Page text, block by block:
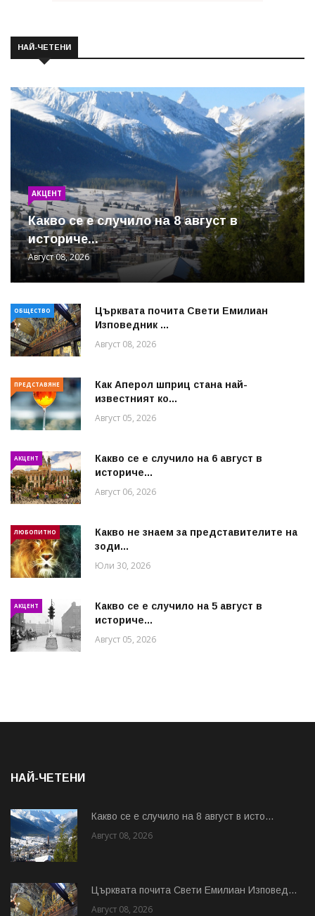
НАЙ-ЧЕТЕНИ
АКЦЕНТ
Какво се е случило на 8 август в
историче...
Август 08, 2026
ОБЩЕСТВО
Църквата почита Свeти Емилиан
Изповедник ...
Август 08, 2026
ПРЕДСТАВЯНЕ
Как Аперол шприц стана най-
известният ко...
Август 05, 2026
АКЦЕНТ
Какво се е случило на 6 август в
историче...
Август 06, 2026
ЛЮБОПИТНО
Какво не знаем за представителите на
зоди...
Юли 30, 2026
АКЦЕНТ
Какво се е случило на 5 август в
историче...
Август 05, 2026
НАЙ-ЧЕТЕНИ
Какво се е случило на 8 август в исто...
Август 08, 2026
Църквата почита Свeти Емилиан Изповед...
Август 08, 2026